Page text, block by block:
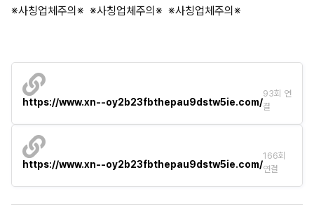
※사칭업체주의※ ※사칭업체주의※ ※사칭업체주의※
https://www.xn--oy2b23fbthepau9dstw5ie.com/
93회 연
결
https://www.xn--oy2b23fbthepau9dstw5ie.com/
166회
연결